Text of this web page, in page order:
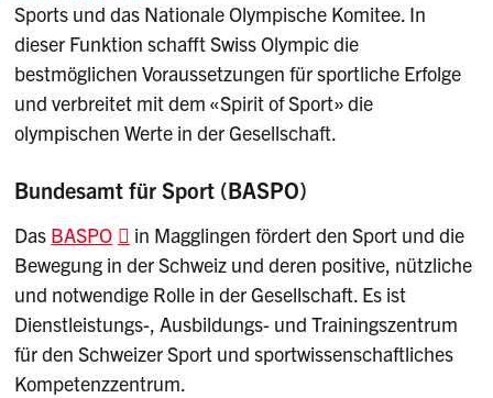
Sports und das Nationale Olympische Komitee. In
dieser Funktion schafft Swiss Olympic die
bestmöglichen Voraussetzungen für sportliche Erfolge
und verbreitet mit dem «Spirit of Sport» die
olympischen Werte in der Gesellschaft.
Bundesamt für Sport (BASPO)
Das BASPO
in Magglingen fördert den Sport und die
Bewegung in der Schweiz und deren positive, nützliche
und notwendige Rolle in der Gesellschaft. Es ist
Dienstleistungs-, Ausbildungs- und Trainingszentrum
für den Schweizer Sport und sportwissenschaftliches
Kompetenzzentrum.